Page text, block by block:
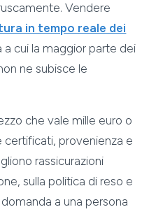
Vendere
in tempo reale dei
a cui la maggior parte dei
ne subisce le
che vale mille euro o
certificati, provenienza e
rassicurazioni
sulla politica di reso e
a una persona